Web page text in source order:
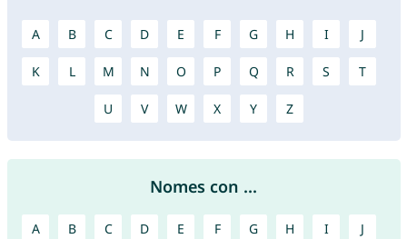
A B C D E F G H I J
K L M N O P Q R S T
U V W X Y Z
Nomes con ...
A B C D E F G H I J